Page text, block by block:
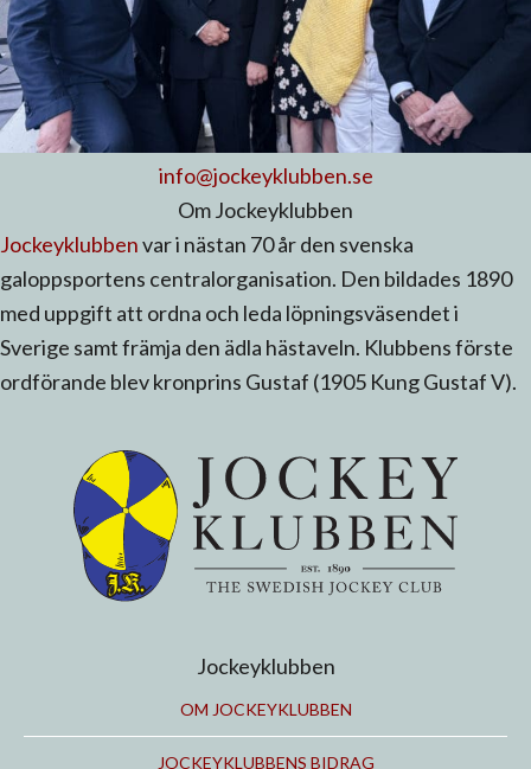
info@jockeyklubben.se
Om Jockeyklubben
Jockeyklubbenvar i nästan 70 år den svenska
galoppsportens centralorganisation. Den bildades 1890
med uppgift att ordna och leda löpningsväsendet i
Sverige samt främja den ädla hästaveln. Klubbens förste
ordförande blev kronprins Gustaf (1905 Kung Gustaf V).
Jockeyklubben
OM JOCKEYKLUBBEN
JOCKEYKLUBBENS BIDRAG